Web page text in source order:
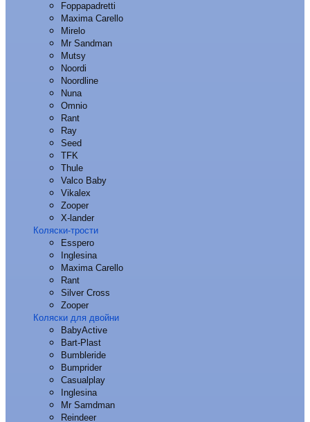
Foppapadretti
Maxima Carello
Mirelo
Mr Sandman
Mutsy
Noordi
Noordline
Nuna
Omnio
Rant
Ray
Seed
TFK
Thule
Valco Baby
Vikalex
Zooper
X-lander
Коляски-трости
Esspero
Inglesina
Maxima Carello
Rant
Silver Cross
Zooper
Коляски для двойни
BabyActive
Bart-Plast
Bumbleride
Bumprider
Casualplay
Inglesina
Mr Samdman
Reindeer